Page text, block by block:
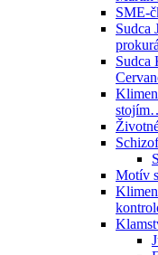
SME-
Sudca
Sudca
Motív